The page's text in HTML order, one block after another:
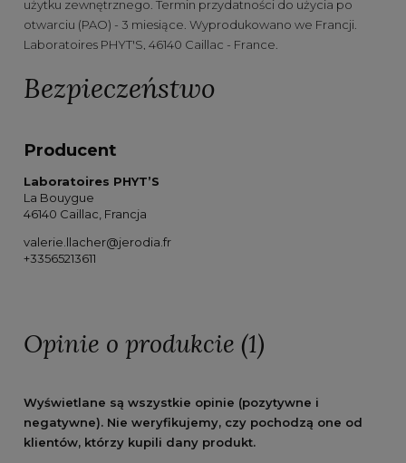
użytku zewnętrznego. Termin przydatności do użycia po
otwarciu (PAO) - 3 miesiące. Wyprodukowano we Francji.
Laboratoires PHYT'S, 46140 Caillac - France.
Bezpieczeństwo
Producent
Laboratoires PHYT’S
La Bouygue
46140 Caillac, Francja
valerie.llacher@jerodia.fr
+33565213611
Opinie o produkcie (1)
Wyświetlane są wszystkie opinie (pozytywne i
negatywne). Nie weryfikujemy, czy pochodzą one od
klientów, którzy kupili dany produkt.